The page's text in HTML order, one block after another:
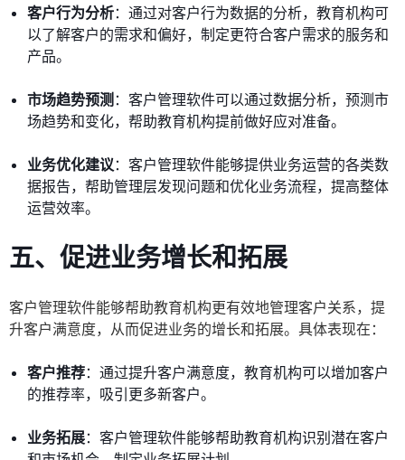
客户行为分析：通过对客户行为数据的分析，教育机构可
以了解客户的需求和偏好，制定更符合客户需求的服务和
产品。
市场趋势预测 ：客户管理软件可以通过数据分析，预测市
场趋势和变化，帮助教育机构提前做好应对准备。
业务优化建议：客户管理软件能够提供业务运营的各类数
据报告，帮助管理层发现问题和优化业务流程，提高整体
运营效率。
五、促进业务增长和拓展
客户管理软件能够帮助教育机构更有效地管理客户关系，提
升客户满意度，从而促进业务的增长和拓展。具体表现在：
客户推荐：通过提升客户满意度，教育机构可以增加客户
的推荐率，吸引更多新客户。
业务拓展：客户管理软件能够帮助教育机构识别潜在客户